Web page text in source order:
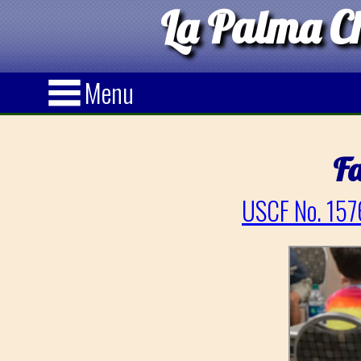
La Palma
Menu
USCF No.